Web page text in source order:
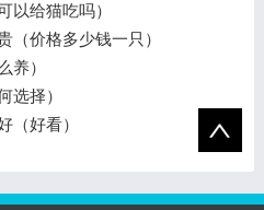
以给猫吃吗）
（价格多少钱一只）
养）
选择）
（好看）